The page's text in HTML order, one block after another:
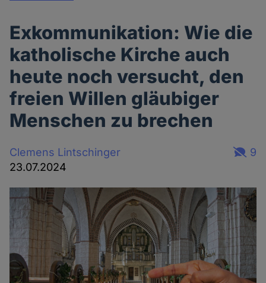
Exkommunikation: Wie die
katholische Kirche auch
heute noch versucht, den
freien Willen gläubiger
Menschen zu brechen
Clemens Lintschinger
23.07.2024
9